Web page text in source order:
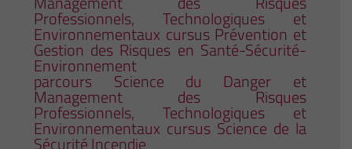
Professionnels, Technologiques et
Environnementaux cursus Prévention et
Gestion des Risques en Santé-Sécurité-
Environnement
parcours Science du Danger et
Management des Risques
Professionnels, Technologiques et
Environnementaux cursus Science de la
Sécurité Incendie